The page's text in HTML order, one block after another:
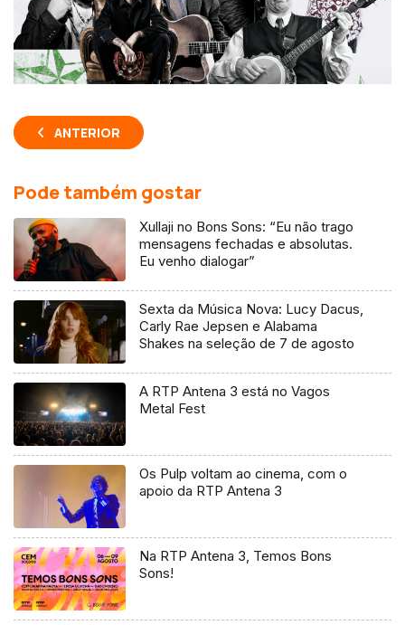
ANTERIOR
Pode também gostar
Xullaji no Bons Sons: “Eu não trago
mensagens fechadas e absolutas.
Eu venho dialogar”
Sexta da Música Nova: Lucy Dacus,
Carly Rae Jepsen e Alabama
Shakes na seleção de 7 de agosto
A RTP Antena 3 está no Vagos
Metal Fest
Os Pulp voltam ao cinema, com o
apoio da RTP Antena 3
Na RTP Antena 3, Temos Bons
Sons!